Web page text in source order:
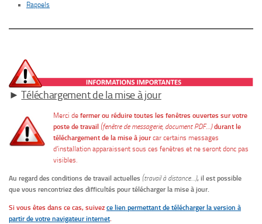
Rappels
►Téléchargement de la mise à jour
Merci defermer ou réduire toutes les fenêtres ouvertes sur votre
poste de travail (fenêtre de messagerie, document PDF…) durant le
téléchargement de la mise à jourcar certains messages
d’installation apparaissent sous ces fenêtres et ne seront donc pas
visibles.
Au regard des conditions de travail actuelles (travail à distance…), il est possible
que vous rencontriez des difficultés pour télécharger la mise à jour.
Si vous êtes dans ce cas, suivez ce lien permettant de télécharger la version à
partir de votre navigateur internet.